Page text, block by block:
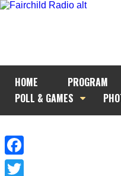
HOME PROGRAM
POLL & GAMES
Facebook